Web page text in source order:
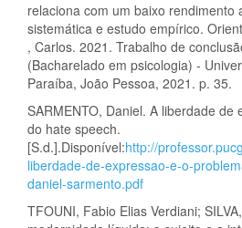
relaciona com um baixo rendimento
sistemática e estudo empírico.
, Carlos. 2021. Trabalho de
(Bacharelado em psicologia) -
Paraíba, João Pessoa, 2021. p. 35.
SARMENTO, Daniel. A liberdade de
do hate speech.
[S.d.].Disponível:http://
liberdade-de-expressao-e-o-
daniel-sarmento.pdf
TFOUNI, Fabio Elias Verdiani;